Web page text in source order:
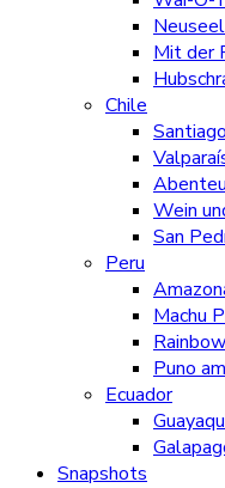
Mit der
Chile
Wein
San
Peru
Machu
Puno
Ecuador
Snapshots